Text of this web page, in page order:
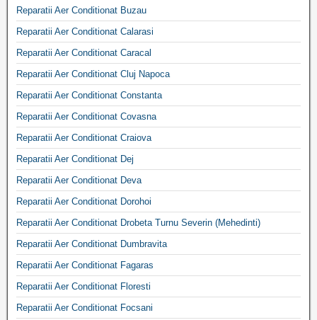
Reparatii Aer Conditionat Buzau
Reparatii Aer Conditionat Calarasi
Reparatii Aer Conditionat Caracal
Reparatii Aer Conditionat Cluj Napoca
Reparatii Aer Conditionat Constanta
Reparatii Aer Conditionat Covasna
Reparatii Aer Conditionat Craiova
Reparatii Aer Conditionat Dej
Reparatii Aer Conditionat Deva
Reparatii Aer Conditionat Dorohoi
Reparatii Aer Conditionat Drobeta Turnu Severin (Mehedinti)
Reparatii Aer Conditionat Dumbravita
Reparatii Aer Conditionat Fagaras
Reparatii Aer Conditionat Floresti
Reparatii Aer Conditionat Focsani